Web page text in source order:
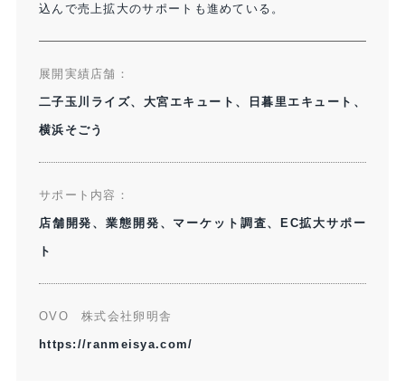
込んで売上拡大のサポートも進めている。
展開実績店舗：​
二子玉川ライズ、大宮エキュート、日暮里エキュート、
横浜そごう​
サポート内容：​
店舗開発、業態開発、マーケット調査、EC拡大サポー
ト
OVO 株式会社卵明舎
https://ranmeisya.com/